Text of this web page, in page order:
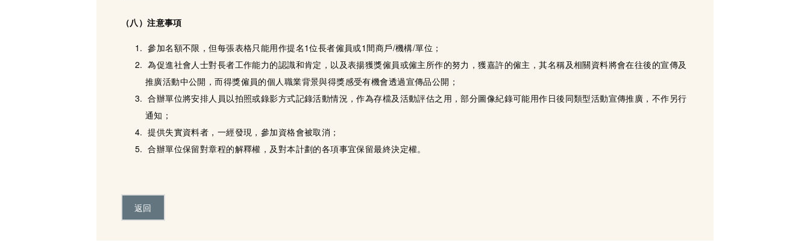
（八）注意事項
參加名額不限，但每張表格只能用作提名1位長者僱員或1間商戶/機構/單位；
為促進社會人士對長者工作能力的認識和肯定，以及表揚獲獎僱員或僱主所作的努力，獲嘉許的僱主，其名稱及相關資料將會在往後的宣傳及
推廣活動中公開，而得獎僱員的個人職業背景與得獎感受有機會透過宣傳品公開；
合辦單位將安排人員以拍照或錄影方式記錄活動情況，作為存檔及活動評估之用，部分圖像紀錄可能用作日後同類型活動宣傳推廣，不作另行
通知；
提供失實資料者，一經發現，參加資格會被取消；
合辦單位保留對章程的解釋權，及對本計劃的各項事宜保留最終決定權。
返回